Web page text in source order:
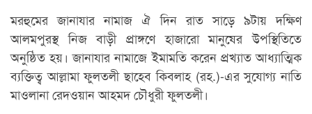
মরহুমের জানাযার নামাজ ঐ দিন রাত সাড়ে ৯টায় দক্ষিণ
আলমপুরস্থ নিজ বাড়ী প্রাঙ্গণে হাজারো মানুষের উপস্থিতিতে
অনুষ্ঠিত হয়। জানাযার নামাজে ইমামতি করেন প্রখ্যাত আধ্যাত্মিক
ব্যক্তিত্ব আল্লামা ফুলতলী ছাহেব কিবলাহ (রহ.)-এর সুযোগ্য নাতি
মাওলানা রেদওয়ান আহমদ চৌধুরী ফুলতলী।